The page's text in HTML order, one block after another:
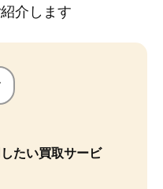
介します
たい買取サービ